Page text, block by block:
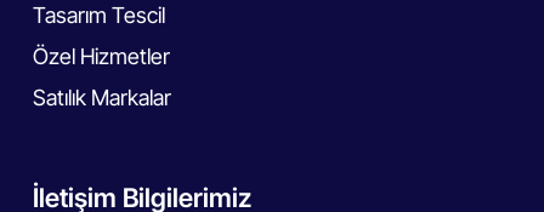
Tasarım Tescil
Özel Hizmetler
Satılık Markalar
İletişim Bilgilerimiz